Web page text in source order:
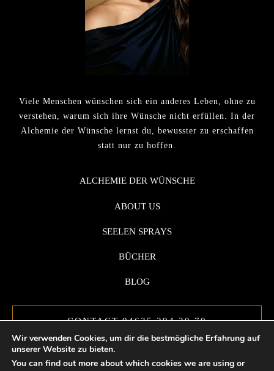
Viele Menschen wünschen sich ein anderes Leben, ohne zu
verstehen, warum sich ihre Wünsche nicht erfüllen. In der
Alchemie der Wünsche lernst du, bewusster zu erschaffen
statt nur zu hoffen.
ALCHEMIE DER WÜNSCHE
ABOUT US
SEELEN SPRAYS
BÜCHER
BLOG
CONTACT 04635 294 30 70
Wir verwenden Cookies, um dir die bestmögliche Erfahrung auf
unserer Website zu bieten.
You can find out more about which cookies we are using or